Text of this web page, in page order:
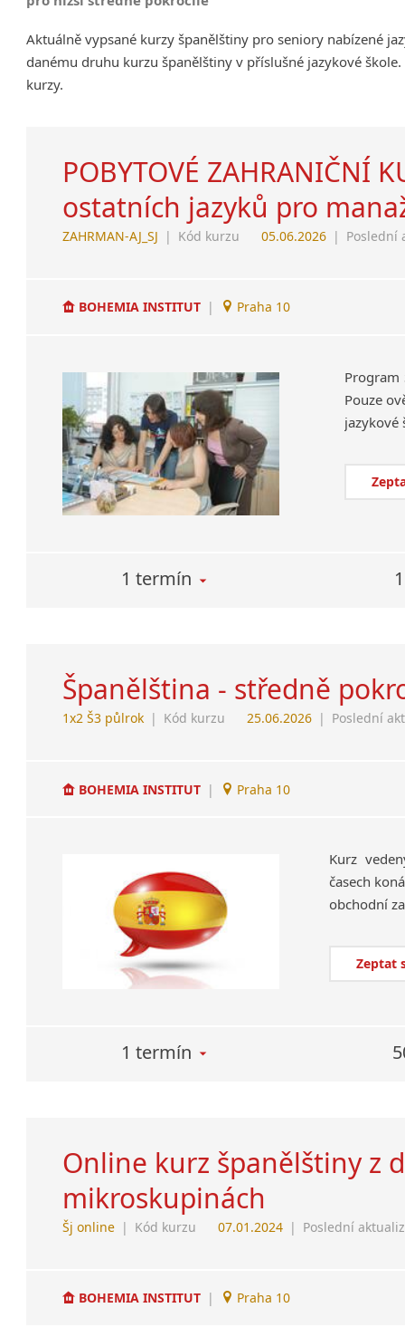
Aktuálně vypsané kurzy španělštiny pro seniory nabízené
danému druhu kurzu španělštiny v příslušné jazykové
kurzy.
POBYTOVÉ ZAHRANIČNÍ
ostatních jazyků pro
ZAHRMAN-AJ_SJ | Kód kurzu 05.06.2026 | Poslední
BOHEMIA INSTITUT | Praha 10
Program
Pouze
1 termín
Španělština - středně
1x2 Š3 půlrok | Kód kurzu 25.06.2026 | Poslední
BOHEMIA INSTITUT | Praha 10
Kurz
časech
Zeptat
1 termín
Online kurz španělštiny z
mikroskupinách
Šj online | Kód kurzu 07.01.2024 | Poslední
BOHEMIA INSTITUT | Praha 10